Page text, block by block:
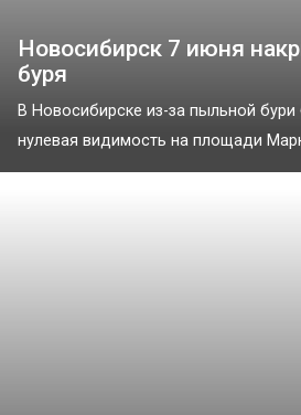
Новосибирск 7 июня
буря
В Новосибирске из-за пыльной бури
нулевая видимость на площади